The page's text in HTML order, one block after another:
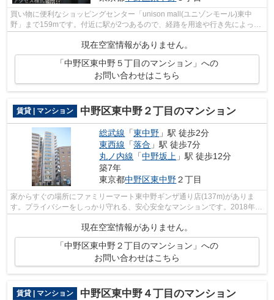
買い物に便利なショッピングセンター「unison mall(ユニゾンモール)東中
野」まで159mです。付近に駅が2つあるので、経路を用途や行き先によって
現在空室情報がありません。
「中野区東中野５丁目のマンション」への
お問い合わせはこちら
賃貸 | マンション 中野区東中野２丁目のマンション
総武線 「東中野 」駅 徒歩2分
東西線 「落合 」駅 徒歩7分
丸ノ内線 「中野坂上 」駅 徒歩12分
築7年
東京都中野区東中野２丁目
家からすぐの場所にファミリーマート東中野ギンザ通り店(137m)がありま
す。プライバシーをしっかり守れる、安心安全なマンションです。2018年築
現在空室情報がありません。
「中野区東中野２丁目のマンション」への
お問い合わせはこちら
賃貸 | マンション 中野区東中野４丁目のマンション